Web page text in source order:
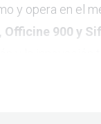
y opera en el
900 y
y la innovación